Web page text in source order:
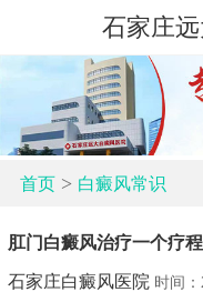
石家庄
首页> 白癜风常识
肛门白癜风治疗一个疗
石家庄白癜风医院 时间：